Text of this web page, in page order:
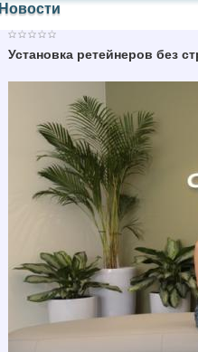
Новости
Установка ретейнеров без